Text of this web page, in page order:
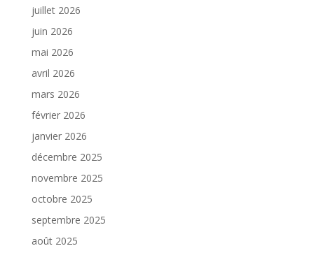
juillet 2026
juin 2026
mai 2026
avril 2026
mars 2026
février 2026
janvier 2026
décembre 2025
novembre 2025
octobre 2025
septembre 2025
août 2025